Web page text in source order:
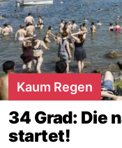
Für eine liberal
die dich Zeit
Kaum Regen
34 Grad: Die
startet!